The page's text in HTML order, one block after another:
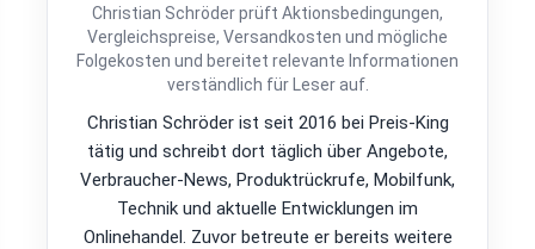
Christian Schröder prüft Aktionsbedingungen,
Vergleichspreise, Versandkosten und mögliche
Folgekosten und bereitet relevante Informationen
verständlich für Leser auf.
Christian Schröder ist seit 2016 bei Preis-King
tätig und schreibt dort täglich über Angebote,
Verbraucher-News, Produktrückrufe, Mobilfunk,
Technik und aktuelle Entwicklungen im
Onlinehandel. Zuvor betreute er bereits weitere